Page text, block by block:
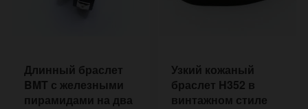
Длинный браслет
BMT с железными
пирамидами на два
Узкий кожаный
браслет H352 в
винтажном стиле